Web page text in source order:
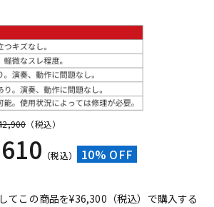
ヴィンテージ
（税込）
（税込） 10% OFF
てこの商品を¥36,300（税込）で購入する